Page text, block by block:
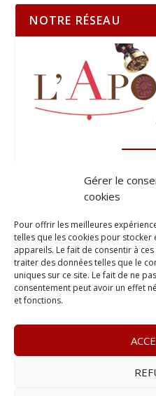
Gérer le
cookies
Pour offrir les meilleures
telles que les cookies pour
appareils. Le fait de consentir à
traiter des données telles que le
uniques sur ce site. Le fait de ne
consentement peut avoir un effet
et fonctions.
NOTRE RÉSEAU
–